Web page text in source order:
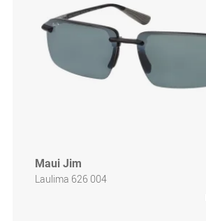
Maui Jim
Laulima 626 004